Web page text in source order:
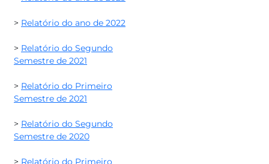
> ​ Relatório do ano de​ 2022
> Relatório do Segundo
Semestre de 2021​
> Relatório do Primeiro
Semestre de 2021​
> Relatório do Segundo
Semestre de 2020
> Relatório do Primeiro